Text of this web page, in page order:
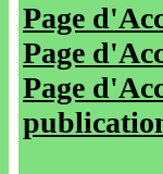
Page
Page
Page